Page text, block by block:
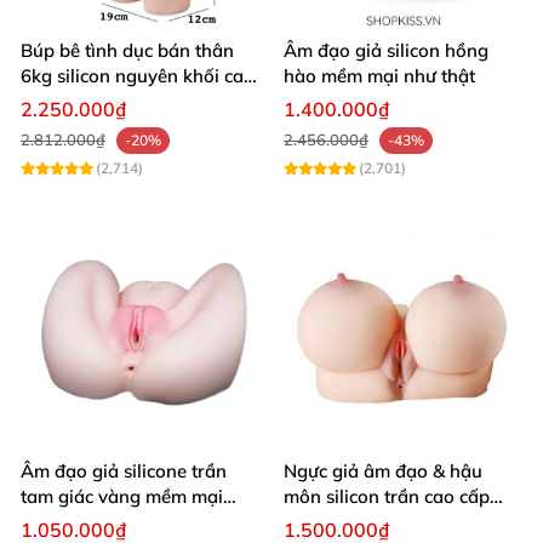
1.Thông số búp bê tình dục bán thân đặc
biệt đại kiều và điêu thuyền new!!
Kích thước sản phẩm:
Điêu thuyền 36*25*18CM
Trọng lượng trần của sản phẩm (KG):
Đại kiều 3.5KG
Chất liệu: TPE
Búp bê tình dục bán thân
6kg silicon nguyên khối cao
cấp giá rẻ
2.250.000₫
2.812.000₫
-20%
(2,714)
Âm đạo giả silicon hồng
hào mềm mại như thật
1.400.000₫
2.456.000₫
-43%
(2,701)
Âm đạo giả silicone trần
tam giác vàng mềm mại
thật nhất
1.050.000₫
Ngực giả âm đạo & hậu
môn silicon trần cao cấp
mềm mịn - Man
1.500.000₫